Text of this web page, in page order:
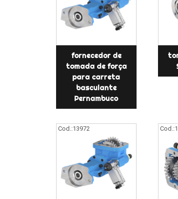
fornecedor de
tomada de força
para carreta
basculante
Pernambuco
Cod.:13972 Cod.: